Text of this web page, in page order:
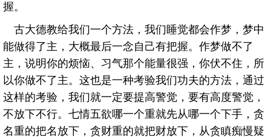
握。
古大德教给我们一个方法，我们睡觉都会作梦，梦中
能做得了主，大概最后一念自己有把握。作梦做不了
主，说明你的烦恼、习气那个能量很强，你伏不住，所
以你做不了主。这也是一种考验我们功夫的方法，通过
这样的考验，我们就一定要提高警觉，要有高度警觉，
不放下不行。七情五欲哪一个重就先从哪一个下手，贪
名重的把名放下，贪财重的就把财放下，从贪瞋痴慢疑